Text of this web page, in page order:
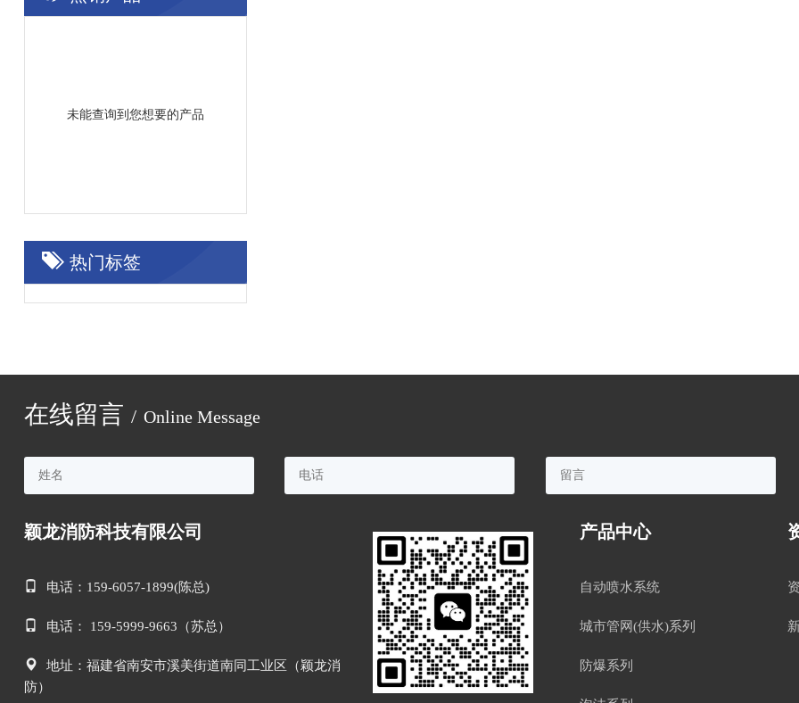
未能查询到您想要的产品
热门标签
在线留言 / Online Message
颖龙消防科技有限公司
电话：159-6057-1899(陈总)
电话： 159-5999-9663（苏总）
地址：福建省南安市溪美街道南同工业区（颖龙消
防）
产品中心
自动喷水系统
城市管网(供水)系列
防爆系列